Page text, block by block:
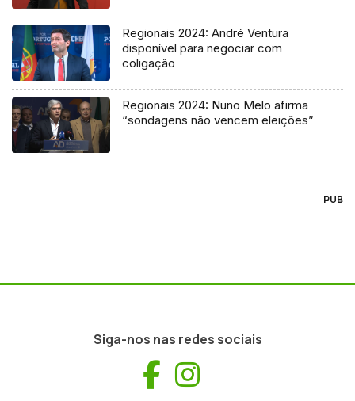
Regionais 2024: André Ventura
disponível para negociar com
coligação
Regionais 2024: Nuno Melo afirma
“sondagens não vencem eleições”
PUB
Siga-nos nas redes sociais
Facebook